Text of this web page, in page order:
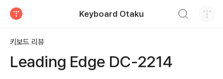
Keyboard Otaku
키보드 리뷰
Leading Edge DC-2214